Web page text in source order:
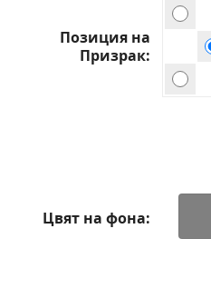
Позиция на
Призрак
Цвят на фона